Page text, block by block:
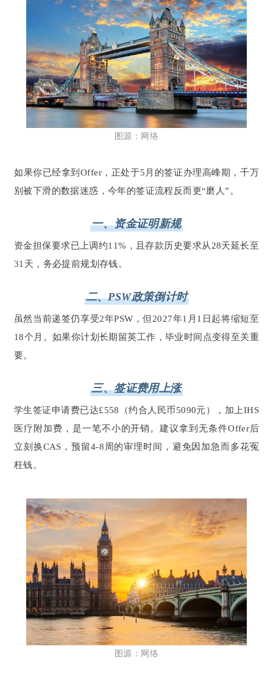
图源：网络
如果你已经拿到Offer，正处于5月的签证办理高峰期，千万
别被下滑的数据迷惑，今年的签证流程反而更“磨人”。
一、资金证明新规
资金担保要求已上调约11%，且存款历史要求从28天延长至
31天，务必提前规划存钱。
二、PSW政策倒计时
虽然当前递签仍享受2年PSW，但2027年1月1日起将缩短至
18个月。如果你计划长期留英工作，毕业时间点变得至关重
要。
三、签证费用上涨
学生签证申请费已达£558（约合人民币5090元），加上IHS
医疗附加费，是一笔不小的开销。建议拿到无条件Offer后
立刻换CAS，预留4-8周的审理时间，避免因加急而多花冤
枉钱。
图源：网络